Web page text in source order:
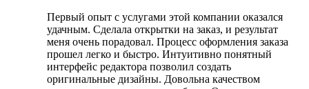
Первый опыт с услугами этой компании оказался
удачным. Сделала открытки на заказ, и результат
меня очень порадовал. Процесс оформления заказа
прошел легко и быстро. Интуитивно понятный
интерфейс редактора позволил создать
оригинальные дизайны. Довольна качеством